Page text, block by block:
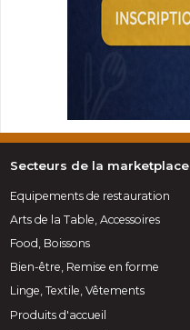
Secteurs de la marketplace
Equipements de restauration
Arts de la Table, Accessoires
Food, Boissons
Bien-être, Remise en forme
Linge, Textile, Vêtements
Produits d'accueil